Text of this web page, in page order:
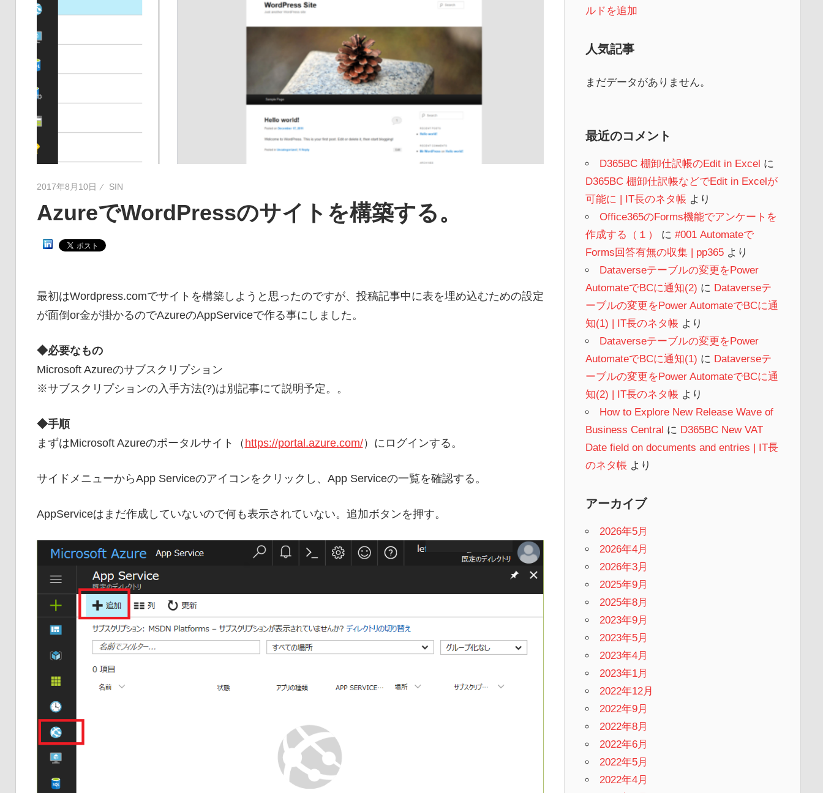
2017年8月10日 SIN
AzureでWordPressのサイトを構築する。
最初はWordpress.comでサイトを構築しようと思ったのですが、投稿記事中に表を埋め込むための設定
が面倒or金が掛かるのでAzureのAppServiceで作る事にしました。
◆必要なもの
Microsoft Azureのサブスクリプション
※サブスクリプションの入手方法(?)は別記事にて説明予定。。
◆手順
まずはMicrosoft Azureのポータルサイト（ https://portal.azure.com/）にログインする。
サイドメニューからApp Serviceのアイコンをクリックし、 App Serviceの一覧を確認する。
AppServiceはまだ作成していないので何も表示されていない。追加ボタンを押す。
ルドを追加
人気記事
まだデータがありません。
最近のコメント
D365BC 棚卸仕訳帳のEdit in Excel に
D365BC 棚卸仕訳帳などでEdit in Excelが
可能に | IT長のネタ帳 より
Office365のForms機能でアンケートを
作成する（１）
に #001 Automateで
Forms回答有無の収集 | pp365より
Dataverseテーブルの変更をPower
AutomateでBCに通知(2) に Dataverseテ
ーブルの変更をPower AutomateでBCに通
知(1) | IT長のネタ帳 より
Dataverseテーブルの変更をPower
AutomateでBCに通知(1) に Dataverseテ
ーブルの変更をPower AutomateでBCに通
知(2) | IT長のネタ帳 より
How to Explore New Release Wave of
Business Central に D365BC New VAT
Date field on documents and entries | IT長
のネタ帳 より
アーカイブ
2026年5月
2026年4月
2026年3月
2025年9月
2025年8月
2023年9月
2023年5月
2023年4月
2023年1月
2022年12月
2022年9月
2022年8月
2022年6月
2022年5月
2022年4月